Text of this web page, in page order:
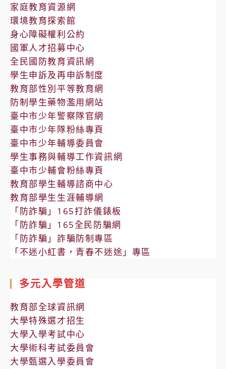
家庭教育資源網
環境教育探索館
身心障礙權利公約
國軍人才招募中心
全民國防教育資訊網
學生申訴及再申訴制度
教育部性別平等教育網
防制學生藥物濫用網站
臺中市少年警察隊官網
臺中市少年隊粉絲專頁
臺中市少年輔導委員會
學生事務與輔導工作資訊網
臺中市少輔會粉絲專頁
教育部學生輔導諮商中心
教育部學生生涯輔導網
「防詐騙」165打詐儀錶板
「防詐騙」165全民防騙網
「防詐騙」詐騙防制專區
「不迷小紅書，青春不迷途」專區
多元入學管道
教育部全球資訊網
大學特殊選才招生
大學入學考試中心
大學術科考試委員會
大學甄選入學委員會